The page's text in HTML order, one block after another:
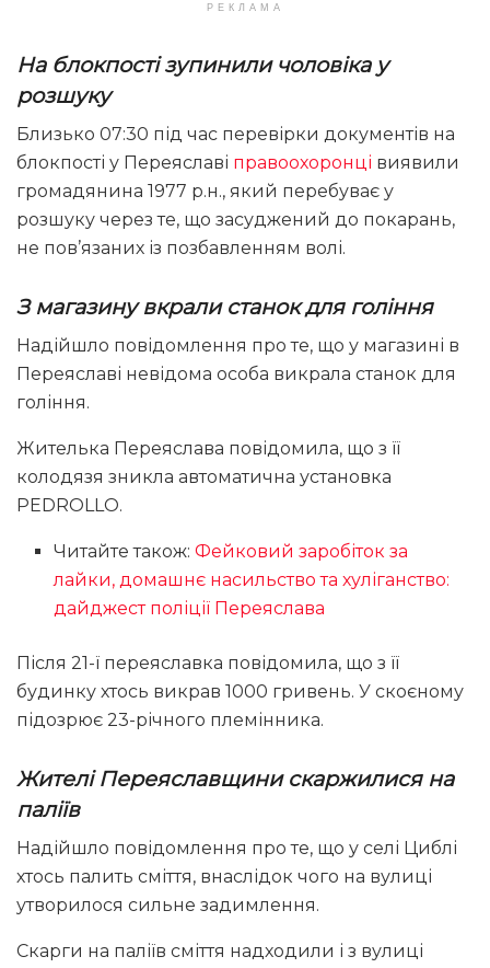
РЕКЛАМА
На блокпості зупинили чоловіка у
розшуку
Близько 07:30 під час перевірки документів на
блокпості у Переяславі правоохоронці виявили
громадянина 1977 р.н., який перебуває у
розшуку через те, що засуджений до покарань,
не пов’язаних із позбавленням волі.
З магазину вкрали станок для гоління
Надійшло повідомлення про те, що у магазині в
Переяславі невідома особа викрала станок для
гоління.
Жителька Переяслава повідомила, що з її
колодязя зникла автоматична установка
PEDROLLO.
Читайте також:Фейковий заробіток за
лайки, домашнє насильство та хуліганство:
дайджест поліції Переяслава
Після 21-ї переяславка повідомила, що з її
будинку хтось викрав 1000 гривень. У скоєному
підозрює 23-річного племінника.
Жителі Переяславщини скаржилися на
паліїв
Надійшло повідомлення про те, що у селі Циблі
хтось палить сміття, внаслідок чого на вулиці
утворилося сильне задимлення.
Скарги на паліїв сміття надходили і з вулиці